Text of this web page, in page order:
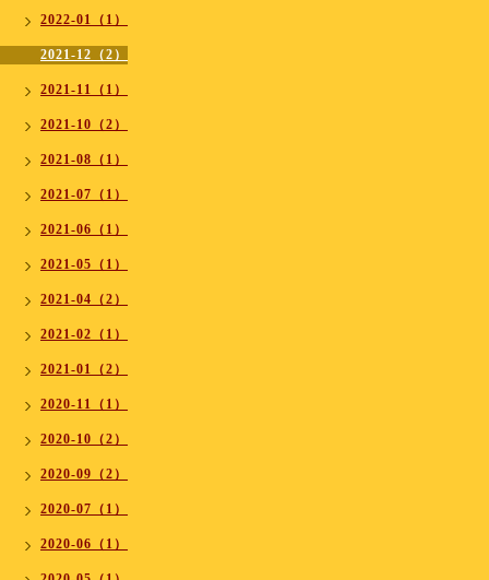
2022-01（1）
2021-12（2）
2021-11（1）
2021-10（2）
2021-08（1）
2021-07（1）
2021-06（1）
2021-05（1）
2021-04（2）
2021-02（1）
2021-01（2）
2020-11（1）
2020-10（2）
2020-09（2）
2020-07（1）
2020-06（1）